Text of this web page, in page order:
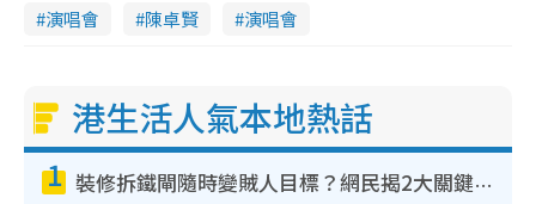
演唱會
陳卓賢 演唱會
港生活人氣本地熱話
1 裝修拆鐵閘隨時變賊人目標？網民揭2大關鍵用途：裝新式等於白裝？附新舊鐵閘分別